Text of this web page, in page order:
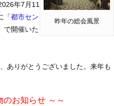
昨年の総会風景
年7月11
「都市セン
で開催いた
ありがとうございました。来年も
のお知らせ ～～